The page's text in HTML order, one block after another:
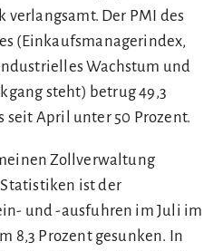
verlangsamt. Der PMI des
(Einkaufsmanagerindex,
Wachstum und
steht) betrug 49,3
seit April unter 50 Prozent.
Zollverwaltung
ist der
und -ausfuhren im Juli im
8,3 Prozent gesunken. In